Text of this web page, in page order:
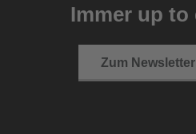
Immer up to
Zum